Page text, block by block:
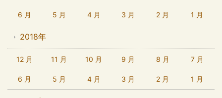
6 月 5 月 4 月 3 月 2 月 1 月
2018年
12 月 11 月 10 月 9 月 8 月 7 月
6 月 5 月 4 月 3 月 2 月 1 月